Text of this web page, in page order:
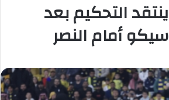
التحكيم بعد
أمام النصر